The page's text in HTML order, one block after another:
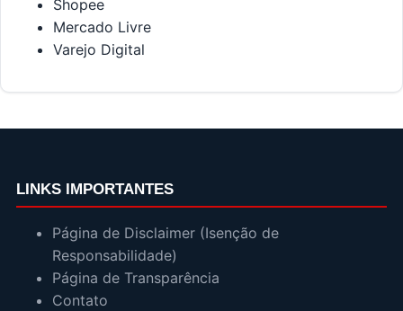
Shopee
Mercado Livre
Varejo Digital
LINKS IMPORTANTES
Página de Disclaimer (Isenção de
Responsabilidade)
Página de Transparência
Contato